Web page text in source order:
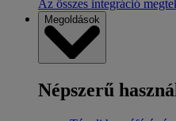
Az összes integráció
Megoldások
Népszerű